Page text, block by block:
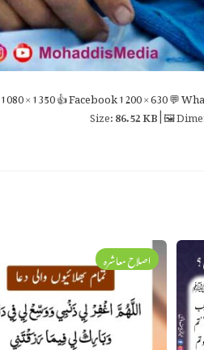
1080 × 1350👍 Facebook1200 × 630💬
86.52 KB| 🖼
اصلاح معاشرہ